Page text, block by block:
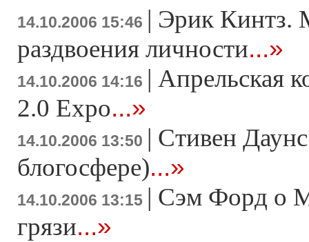
14.10.2006 15:46 | Эрик Кинтз.
раздвоения личности...»
14.10.2006 14:16 | Апрельская
2.0 Expo...»
14.10.2006 13:50 | Стивен
блогосфере)...»
14.10.2006 13:15 | Сэм Форд о
грязи...»